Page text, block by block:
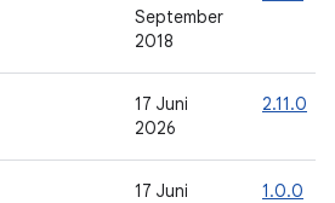
September
2018
17 Juni
2026
2.11.0
17 Juni
1.0.0